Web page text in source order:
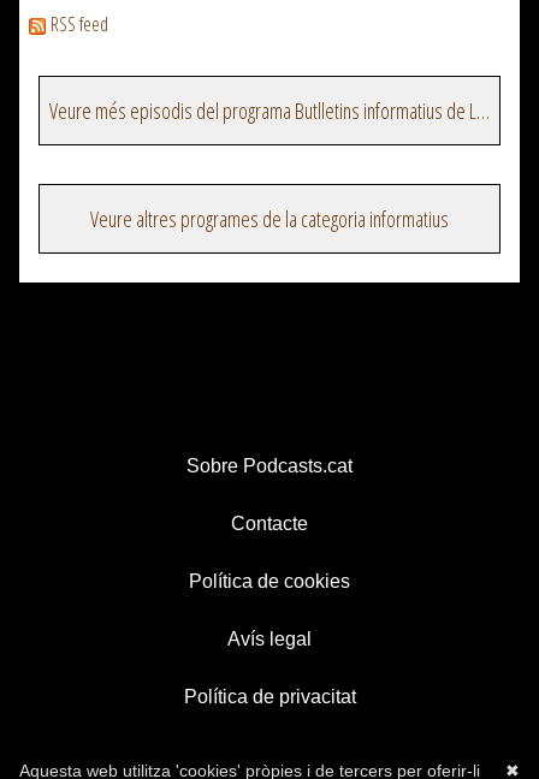
RSS feed
Veure més episodis del programa Butlletins informatius de La Xarxa
Veure altres programes de la categoria informatius
Sobre Podcasts.cat
Contacte
Política de cookies
Avís legal
Política de privacitat
✖
Aquesta web utilitza 'cookies' pròpies i de tercers per oferir-li